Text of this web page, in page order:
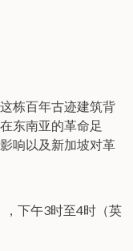
栋百年古迹建筑背
东南亚的革命足
响以及新加坡对革
下午3时至4时（英